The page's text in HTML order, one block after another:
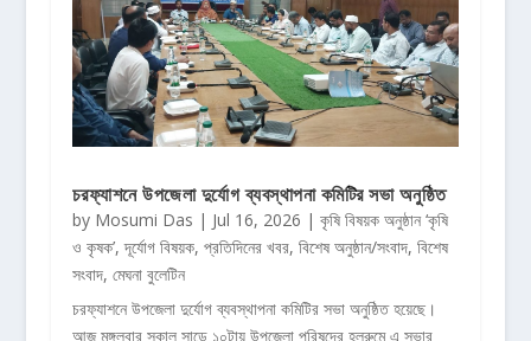
চরফ্যাশনে উপজেলা দুর্যোগ ব্যবস্থাপনা কমিটির সভা অনুষ্ঠিত
by Mosumi Das | Jul 16, 2026 | কৃষি বিষয়ক অনুষ্ঠান ‘কৃষি
ও কৃষক’,দূর্যোগ বিষয়ক, প্রতিদিনের খবর, বিশেষ অনুষ্ঠান/সংবাদ, বিশেষ
সংবাদ, মেঘনা বুলেটিন
চরফ্যাশনে উপজেলা দুর্যোগ ব্যবস্থাপনা কমিটির সভা অনুষ্ঠিত হয়েছে।
আজ মঙ্গলবার সকাল সাড়ে ১০টায় উপজেলা পরিষদের হলরুমে এ সভার